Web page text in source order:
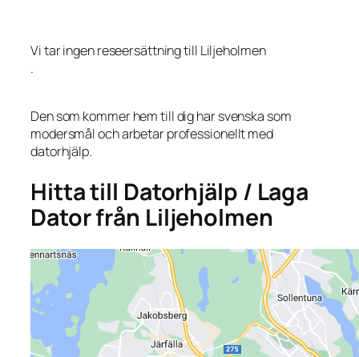
Vi tar ingen reseersättning till Liljeholmen
.
Den som kommer hem till dig har svenska som
modersmål och arbetar professionellt med
datorhjälp.
Hitta till Datorhjälp / Laga
Dator från Liljeholmen